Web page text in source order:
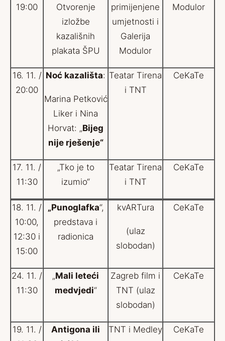
19:00
Otvorenje
izložbe
kazališnih
plakata ŠPU
primijenjene
umjetnosti i
Galerija
Modulor
Modulor
16. 11. /
20:00
Noć kazališta:
Marina Petković
Liker i Nina
Horvat: „Bijeg
nije rješenje“
Teatar Tirena
i TNT
CeKaTe
17. 11. /
11:30
„Tko je to
izumio“
Teatar Tirena
i TNT
CeKaTe
18. 11. /
10:00,
12:30 i
15:00
„Punoglafka“,
predstava i
radionica
kvARTura
(ulaz
slobodan)
CeKaTe
24. 11. /
11:30
„Mali leteći
medvjedi“
Zagreb film i
TNT (ulaz
slobodan)
CeKaTe
19. 11. /
Antigona ili
TNT i Medley
CeKaTe